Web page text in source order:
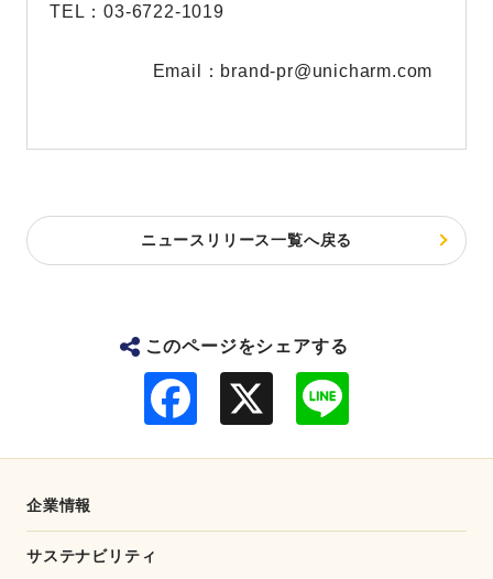
TEL：03-6722-1019
Email：brand-pr@unicharm.com
ニュースリリース一覧へ戻る
このページをシェアする
企業情報
サステナビリティ